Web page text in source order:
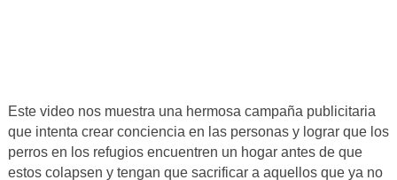
Este video nos muestra una hermosa campaña publicitaria
que intenta crear conciencia en las personas y lograr que los
perros en los refugios encuentren un hogar antes de que
estos colapsen y tengan que sacrificar a aquellos que ya no